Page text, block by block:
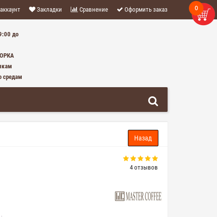
Закладки Сравнение Оформить заказ
до
4 отзывов
0